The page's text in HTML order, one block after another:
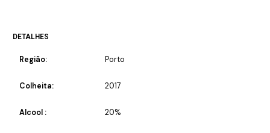
DETALHES
Região: Porto
Colheita: 2017
Alcool : 20%